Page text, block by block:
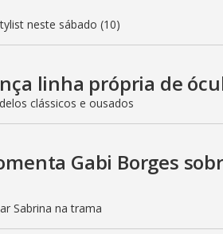
V
i
d
e
neste sábado (10)
linha própria de
clássicos e ousados
Gabi Borges
Sabrina na trama